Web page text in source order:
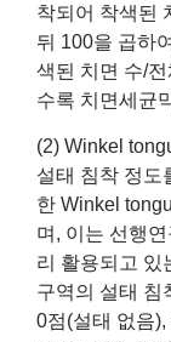
착되어 착색된
뒤 100을 곱하
색된 치면 수/
수록 치면세균
(2) Winkel
설태 침착 정도
한 Winkel
며, 이는 선행
리 활용되고 있
구역의 설태 침
0점(설태 없음